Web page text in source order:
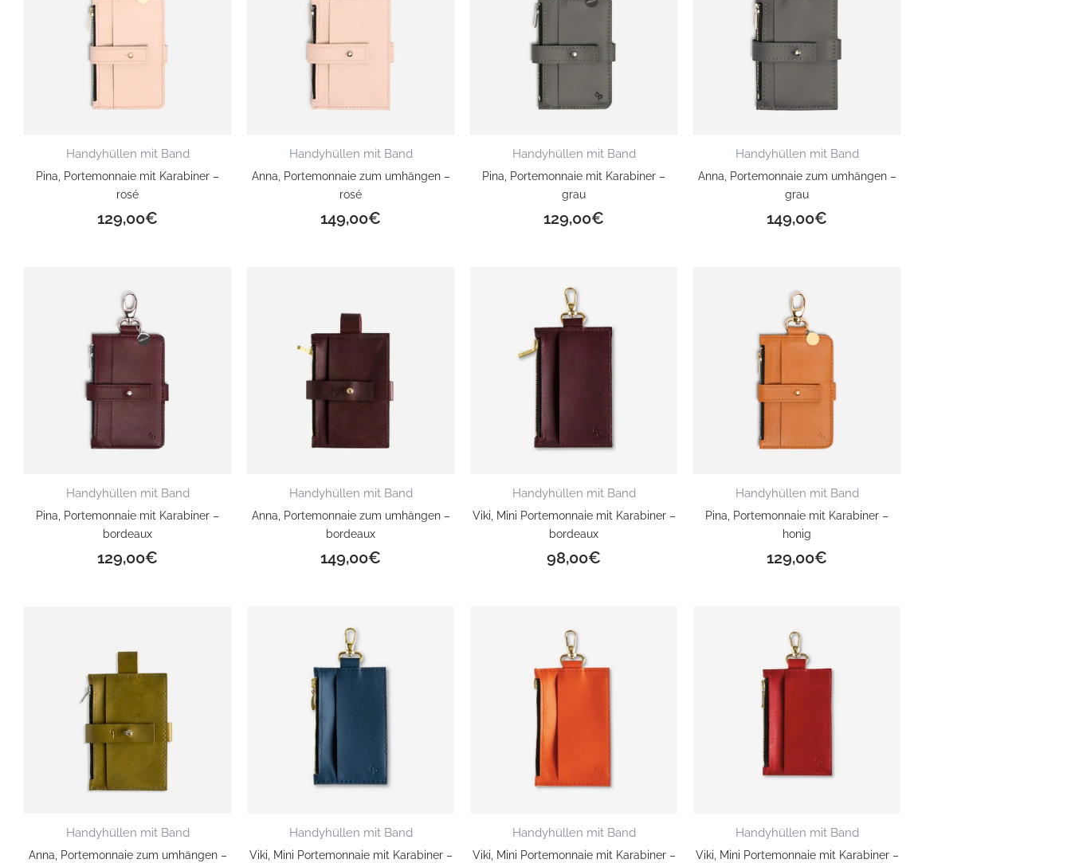
Handyhüllen mit Band
Pina, Portemonnaie mit Karabiner –
rosé
129,00€
Handyhüllen mit Band
Anna, Portemonnaie zum umhängen –
rosé
149,00€
Handyhüllen mit Band
Pina, Portemonnaie mit Karabiner –
grau
129,00€
Handyhüllen mit Band
Anna, Portemonnaie zum umhängen –
grau
149,00€
Handyhüllen mit Band
Pina, Portemonnaie mit Karabiner –
bordeaux
129,00€
Handyhüllen mit Band
Anna, Portemonnaie zum umhängen –
bordeaux
149,00€
Handyhüllen mit Band
Viki, Mini Portemonnaie mit Karabiner –
bordeaux
98,00€
Handyhüllen mit Band
Pina, Portemonnaie mit Karabiner –
honig
129,00€
Handyhüllen mit Band
Anna, Portemonnaie zum umhängen –
Handyhüllen mit Band
Viki, Mini Portemonnaie mit Karabiner –
Handyhüllen mit Band
Viki, Mini Portemonnaie mit Karabiner –
Handyhüllen mit Band
Viki, Mini Portemonnaie mit Karabiner –